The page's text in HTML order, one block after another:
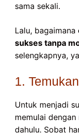
sama sekali.
Lalu, bagaimana
sukses tanpa
selengkapnya,
1.
Untuk menjadi
memulai
dahulu. Sobat